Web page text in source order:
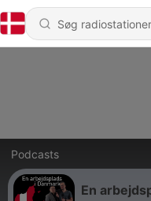
Podcasts
En